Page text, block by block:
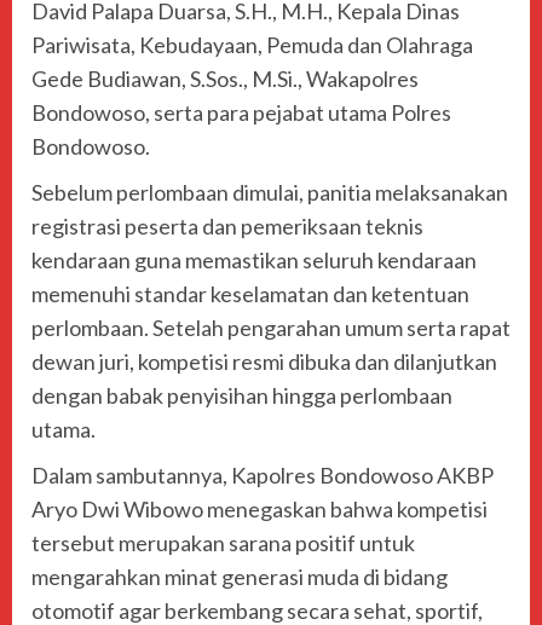
David Palapa Duarsa, S.H., M.H., Kepala Dinas
Pariwisata, Kebudayaan, Pemuda dan Olahraga
Gede Budiawan, S.Sos., M.Si., Wakapolres
Bondowoso, serta para pejabat utama Polres
Bondowoso.
Sebelum perlombaan dimulai, panitia melaksanakan
registrasi peserta dan pemeriksaan teknis
kendaraan guna memastikan seluruh kendaraan
memenuhi standar keselamatan dan ketentuan
perlombaan. Setelah pengarahan umum serta rapat
dewan juri, kompetisi resmi dibuka dan dilanjutkan
dengan babak penyisihan hingga perlombaan
utama.
Dalam sambutannya, Kapolres Bondowoso AKBP
Aryo Dwi Wibowo menegaskan bahwa kompetisi
tersebut merupakan sarana positif untuk
mengarahkan minat generasi muda di bidang
otomotif agar berkembang secara sehat, sportif,